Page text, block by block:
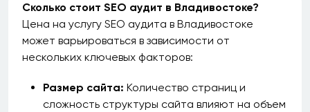
Сколько стоит SEO аудит в Владивостоке?
Цена на услугу SEO аудита в Владивостоке
может варьироваться в зависимости от
нескольких ключевых факторов:
Размер сайта: Количество страниц и
сложность структуры сайта влияют на объем